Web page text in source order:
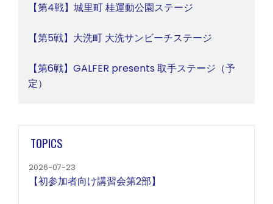
【第4戦】城里町 桂運動公園ステージ
【第5戦】大洗町 大洗サンビーチステージ
【第6戦】GALFER presents 取手ステージ（予
定）
TOPICS
2026-07-23
【初参加者向け講習会第2部】